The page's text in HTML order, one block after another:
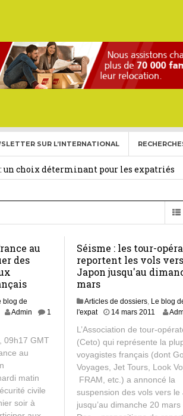
SUR L’INTERNATIONAL
l’année 2026-2027. 27 février 2026
choix déterminant pour les expatriés
2024 au
des
blog de
Admin
1
09h17 GMT
au
matin
civile
soir à
Séisme : les tour-
reportent les vols
Japon jusqu'au
mars
Articles de dossiers, Le blog
l'expat
14 mars 2011
L’Association de tour-
(Ceto) qui représente la
voyagistes français (dont Go
Voyages, Jet Tours, Look
FRAM, etc.) a annoncé la
suspension des vols vers le
jusqu’au dimanche 20 mars